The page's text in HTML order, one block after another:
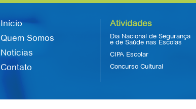
Início
Quem Somos
Notícias
Contato
Atividades
Dia Nacional de Segurança
e de Saúde nas Escolas
CIPA Escolar
Concurso Cultural